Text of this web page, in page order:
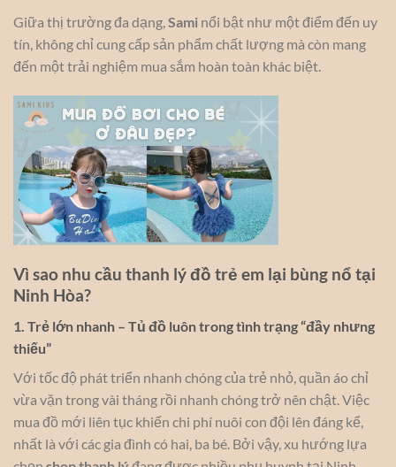
Giữa thị trường đa dạng,Sami nổi bật như một điểm đến uy
tín, không chỉ cung cấp sản phẩm chất lượng mà còn mang
đến một trải nghiệm mua sắm hoàn toàn khác biệt.
Vì sao nhu cầu thanh lý đồ trẻ em lại bùng nổ tại
Ninh Hòa?
1. Trẻ lớn nhanh – Tủ đồ luôn trong tình trạng “đầy nhưng
thiếu”
Với tốc độ phát triển nhanh chóng của trẻ nhỏ, quần áo chỉ
vừa vặn trong vài tháng rồi nhanh chóng trở nên chật. Việc
mua đồ mới liên tục khiến chi phí nuôi con đội lên đáng kể,
nhất là với các gia đình có hai, ba bé. Bởi vậy, xu hướng lựa